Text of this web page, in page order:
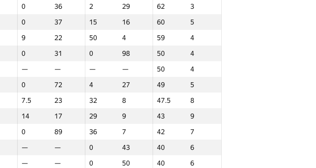
0 36 2 29 62
3
0 37 15 16 60
5
9 22 50 4 59
4
0 31 0 98 50
4
— — — — 50
4
0 72 4 27 49
5
7.5 23 32 8 47.5
8
14 17 29 9 43
9
0 89 36 7 42
7
— — 0 43 40
6
— — 0 50 40
6
Round 3 Ընդամենը
GP30 Վայր GP30 Վայր